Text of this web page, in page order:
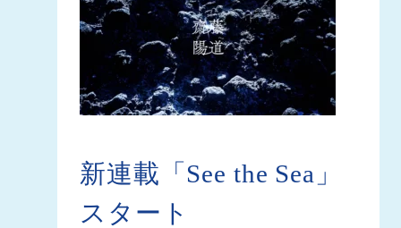
新連載「See the Sea」
スタート